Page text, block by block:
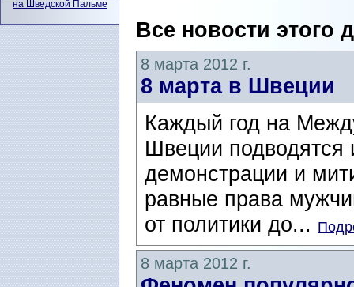
Все новости этого
8 марта 2012 г.
8 марта в Швеции
Каждый год на
Швеции подводятся
демонстрации и
равные права
от политики до...
8 марта 2012 г.
на Шведской Пальме